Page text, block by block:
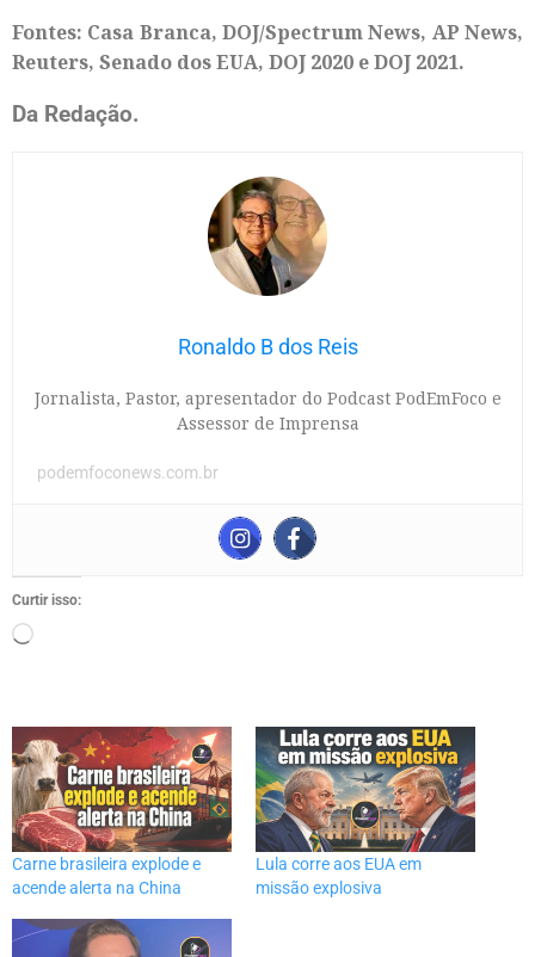
Fontes: Casa Branca, DOJ/Spectrum News, AP News,
Reuters, Senado dos EUA, DOJ 2020 e DOJ 2021.
Da Redação.
Ronaldo B dos Reis
Jornalista, Pastor, apresentador do Podcast PodEmFoco e
Assessor de Imprensa
podemfoconews.com.br
Curtir isso:
Carne brasileira explode e
acende alerta na China
Lula corre aos EUA em
missão explosiva